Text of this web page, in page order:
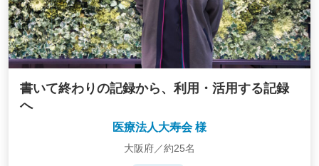
書いて終わりの記録から、利用・活用する記録
へ
医療法人大寿会 様
大阪府／約25名